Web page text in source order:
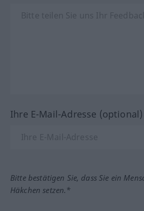
Ihre E-Mail-Adresse (optional)
Bitte bestätigen Sie, dass Sie ein
Häkchen setzen.*